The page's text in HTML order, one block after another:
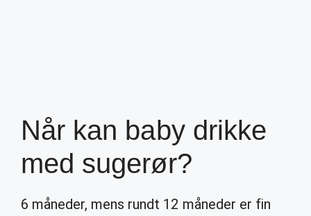
Når kan baby drikke
med sugerør?
6 måneder, mens rundt 12 måneder er fin